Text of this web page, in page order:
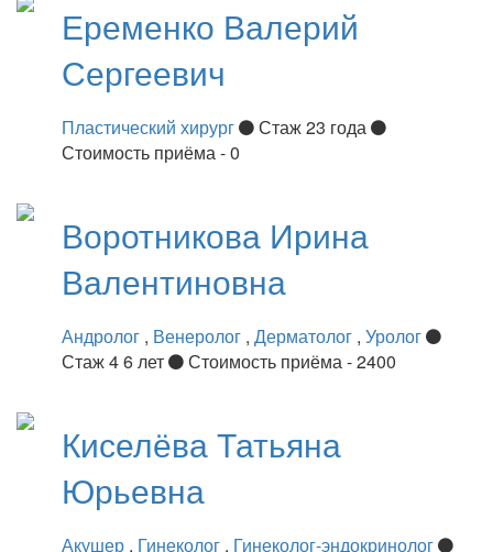
Еременко Валерий
Сергеевич
Пластический хирург
Стаж 23 года
Стоимость приёма - 0
Воротникова Ирина
Валентиновна
Андролог , Венеролог , Дерматолог , Уролог
Стаж 4 6 лет
Стоимость приёма - 2400
КиселёваТатьяна
Юрьевна
Акушер , Гинеколог , Гинеколог-эндокринолог